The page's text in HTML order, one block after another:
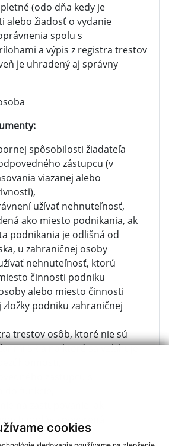
cookies
(odo dňa kedy je
alebo žiadosť o vydanie
spolu s
a výpis z registra trestov
je uhradený aj správny
spôsobilosti žiadateľa
zástupcu (v
viazanej alebo
užívať nehnuteľnosť,
ako miesto podnikania, ak
podnikania je odlišná od
u zahraničnej osoby
nehnuteľnosť, ktorú
činnosti podniku
alebo miesto činnosti
zložky podniku zahraničnej
trestov osôb, ktoré nie sú
SR a na ktoré sa vzťahuje
podáva poverená